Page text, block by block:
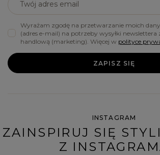
Twój adres email
Wyrażam zgodę na przetwarzanie moich
(adres e-mail) na potrzeby wysyłki newslettera
handlową (marketing). Więcej w polityce
ZAPISZ SIĘ
INSTAGRAM
ZAINSPIRUJ SIĘ
Z